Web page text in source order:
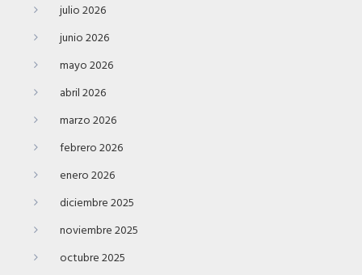
julio 2026
junio 2026
mayo 2026
abril 2026
marzo 2026
febrero 2026
enero 2026
diciembre 2025
noviembre 2025
octubre 2025